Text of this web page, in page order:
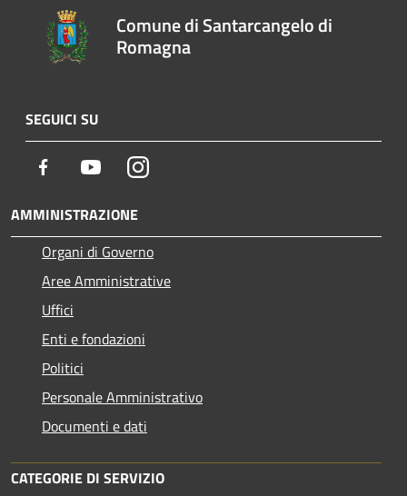
Comune di Santarcangelo di
Romagna
SEGUICI SU
Facebook YoutubeInstagram
AMMINISTRAZIONE
Organi di Governo
Aree Amministrative
Uffici
Enti e fondazioni
Politici
Personale Amministrativo
Documenti e dati
CATEGORIE DI SERVIZIO